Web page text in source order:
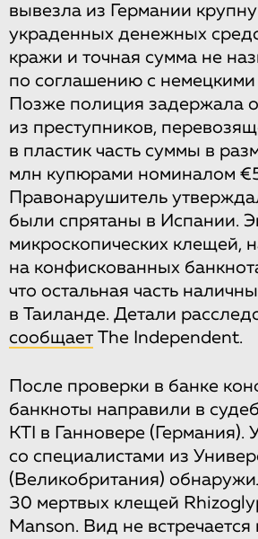
вывезла из Германии
украденных денежных
кражи и точная сумма не
по соглашению с немецкими
Позже полиция задержала
из преступников,
в пластик часть суммы в
млн купюрами номиналом
Правонарушитель
были спрятаны в Испании.
микроскопических клещей,
на конфискованных
что остальная часть
в Таиланде. Детали
сообщает The Independent.
После проверки в банке
банкноты направили в
KTI в Ганновере (Германия).
со специалистами из
(Великобритания)
30 мертвых клещей
Manson. Вид не встречается